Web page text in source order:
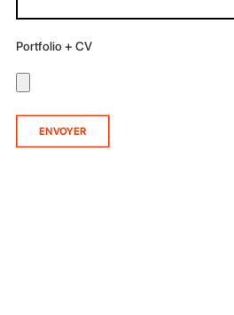
Portfolio + CV
ENVOYER